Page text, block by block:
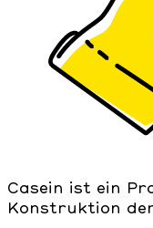
Casein ist ein
Konstruktion